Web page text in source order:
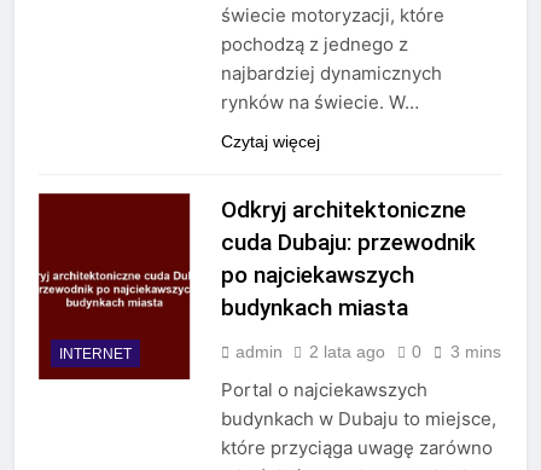
świecie motoryzacji, które
pochodzą z jednego z
najbardziej dynamicznych
rynków na świecie. W…
Czytaj więcej
INTERNET
Odkryj architektoniczne
cuda Dubaju: przewodnik
po najciekawszych
budynkach miasta
admin 2 lata ago 0 3 mins
Portal o najciekawszych
budynkach w Dubaju to miejsce,
które przyciąga uwagę zarówno